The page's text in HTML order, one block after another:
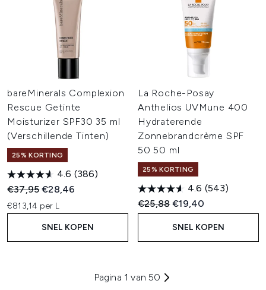
bareMinerals Complexion
Rescue Getinte
Moisturizer SPF30 35 ml
(Verschillende Tinten)
25% KORTING
4.6 (386)
Recommended Retail Price:
€37,95Huidige prijs:
€28,46
€813,14 per L
SNEL KOPEN
La Roche-Posay
Anthelios UVMune 400
Hydraterende
Zonnebrandcrème SPF
50 50 ml
25% KORTING
4.6 (543)
Recommended Retail Price:
€25,88Huidige prijs:
€19,40
SNEL KOPEN
Pagina 1 van 50